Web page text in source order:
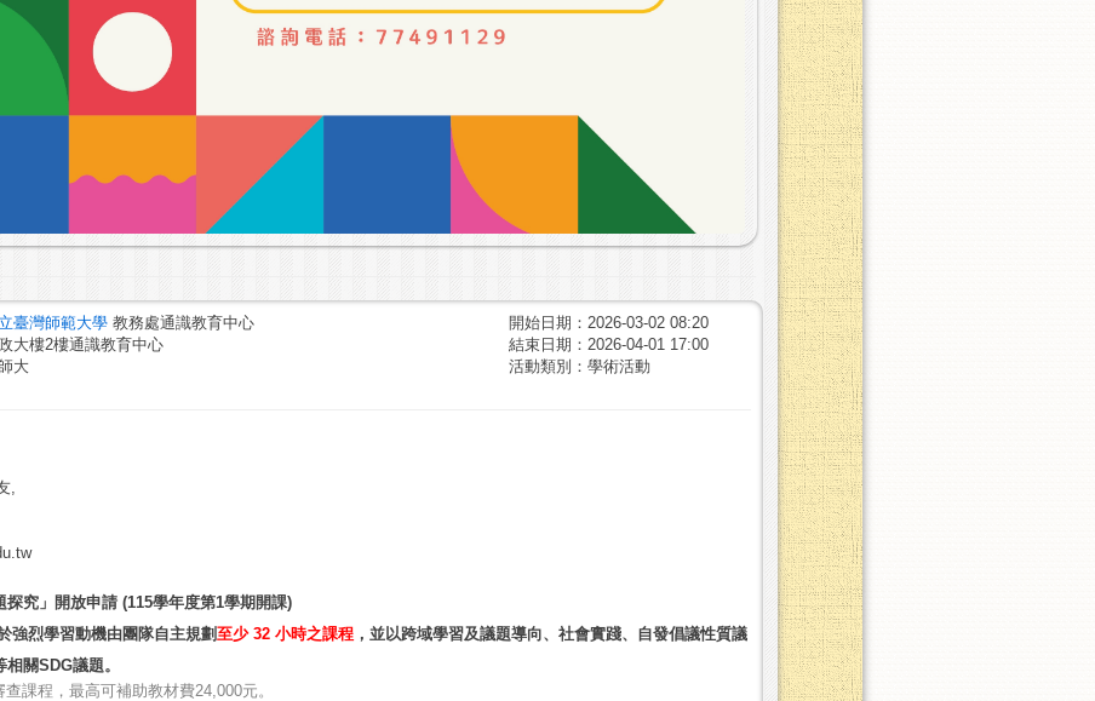
臺灣師範大學 教務處通識教育中心
大樓2樓通識教育中心
大
開始日期：2026-03-02 08:20
結束日期：2026-04-01 17:00
活動類別：學術活動
,
究」開放申請 (115學年度第1學期開課)
強烈學習動機由團隊自主規劃至少32 小時之課程 ，並以跨域學習及議題導向、社會實踐、自發倡議性質議
相關SDG議題。
查課程，最高可補助教材費24,000元。